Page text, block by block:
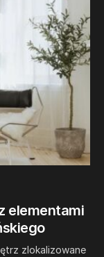
elementami
zlokalizowane